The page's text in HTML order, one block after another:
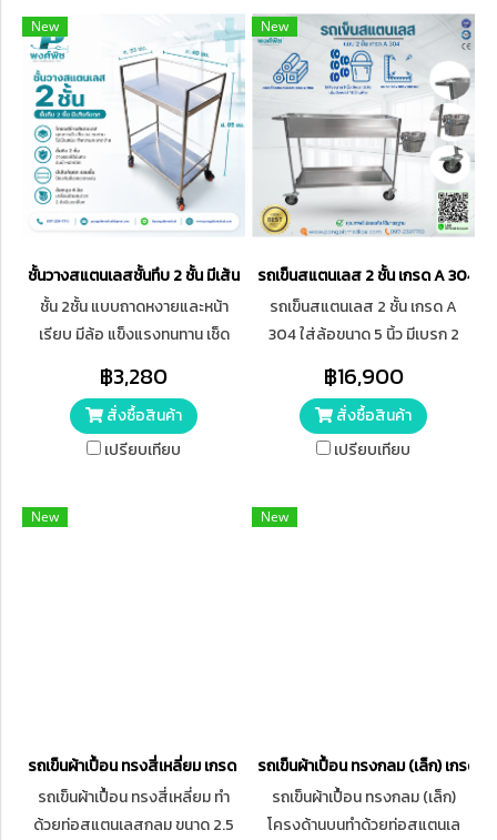
New
ชั้นวางสแตนเลสชั้นทึบ 2 ชั้น มีเส้นกันตก
ชั้น 2ชั้น แบบถาดหงายและหน้า
เรียบ มีล้อ แข็งแรงทนทาน เช็ด
ขนาด 33*40*85 ซม. แบบหน้า
เรียบมีล้อ มีเส้นขอบกันตก
฿3,280
สั่งซื้อสินค้า
เปรียบเทียบ
New
รถเข็นสแตนเลส 2 ชั้น เกรด A 304
รถเข็นสแตนเลส 2 ชั้น เกรด A
304 ใส่ล้อขนาด 5 นิ้ว มีเบรก 2
฿16,900
สั่งซื้อสินค้า
เปรียบเทียบ
New
รถเข็นผ้าเปื้อน ทรงสี่เหลี่ยม เกรด A สแตนเลส 304
รถเข็นผ้าเปื้อน ทรงสี่เหลี่ยม ทำ
ด้วยท่อสแตนเลสกลม ขนาด 2.5
New
รถเข็นผ้าเปื้อน ทรงกลม (เล็ก) เกรด
รถเข็นผ้าเปื้อน ทรงกลม (เล็ก)
โครงด้านบนทำด้วยท่อสแตนเล